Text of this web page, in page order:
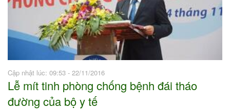
Cập nhật lúc: 09:53 - 22/11/2016
Lễ mít tinh phòng chống bệnh đái tháo
đường của bộ y tế